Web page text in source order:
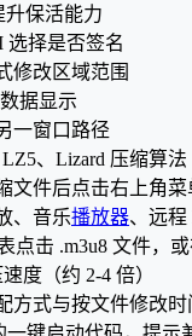
升保活能力
选择是否签名
修改区域范围
据显示
一窗口路径
、Lizard 压缩算法
文件后点击右上角菜
、音乐播放器、远程
点击 .m3u8 文件，
度（约 2-4 倍）
方式与按文件修改